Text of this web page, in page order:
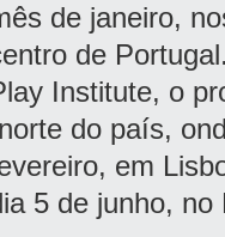
de janeiro,
de
Institute, o
do país,
em
5 de junho,